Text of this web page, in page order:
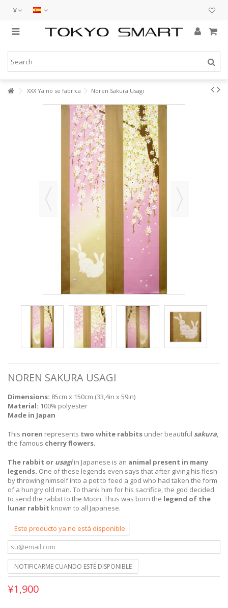
¥
XXX Ya no se fabrica Noren Sakura Usagi
NOREN SAKURA USAGI
Dimensions: 85cm x 150cm (33,4in x 59in)
Material: 100% polyester
Made in Japan
This noren represents two white rabbits under beautiful sakura,
the famous cherry flowers.
The rabbit or usagi in Japanese is an animal present in many
legends. One of these legends even says that after giving his flesh
by throwing himself into a pot to feed a god who had taken the form
of a hungry old man. To thank him for his sacrifice, the god decided
to send the rabbit to the Moon. Thus was born the legend of the
lunar rabbit known to all Japanese.
Este producto ya no está disponible
NOTIFICARME CUANDO ESTÉ DISPONIBLE
¥1,900